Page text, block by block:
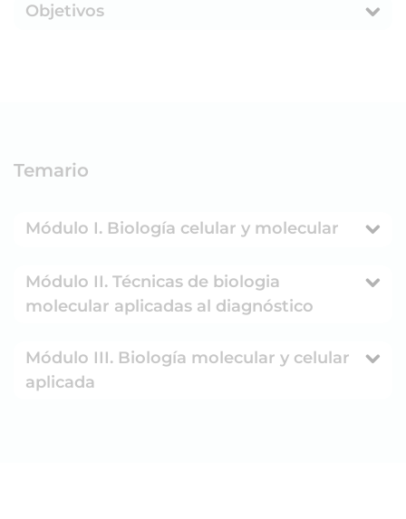
Objetivos
Temario
Módulo I. Biología celular y molecular
Módulo II. Técnicas de biologia
molecular aplicadas al diagnóstico
Módulo III. Biología molecular y celular
aplicada